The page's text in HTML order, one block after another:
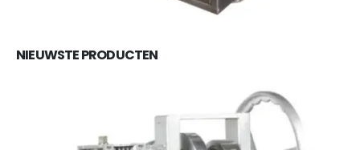
NIEUWSTE PRODUCTEN